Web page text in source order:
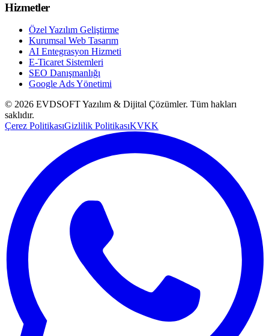
Hizmetler
Özel Yazılım Geliştirme
Kurumsal Web Tasarım
AI Entegrasyon Hizmeti
E-Ticaret Sistemleri
SEO Danışmanlığı
Google Ads Yönetimi
© 2026 EVDSOFT Yazılım & Dijital Çözümler. Tüm hakları
saklıdır.
Çerez PolitikasıGizlilik PolitikasıKVKK